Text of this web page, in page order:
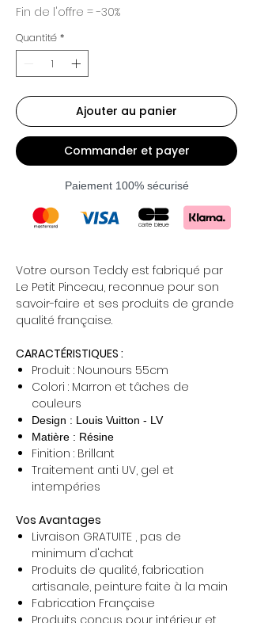
Fin de l'offre = -30%
Quantité *
Ajouter au panier
Commander et payer
Paiement 100% sécurisé
Votre ourson Teddy est fabriqué par
Le Petit Pinceau, reconnue pour son
savoir-faire et ses produits de grande
qualité française.
CARACTÉRISTIQUES :
Produit : Nounours 55cm
Colori : Marron et tâches de
couleurs
Design : Louis Vuitton - LV
Matière : Résine
Finition : Brillant
Traitement anti UV, gel et
intempéries
Vos Avantages
Livraison GRATUITE , pas de
minimum d'achat
Produits de qualité, fabrication
artisanale, peinture faite à la main
Fabrication Française
Produits conçus pour intérieur et